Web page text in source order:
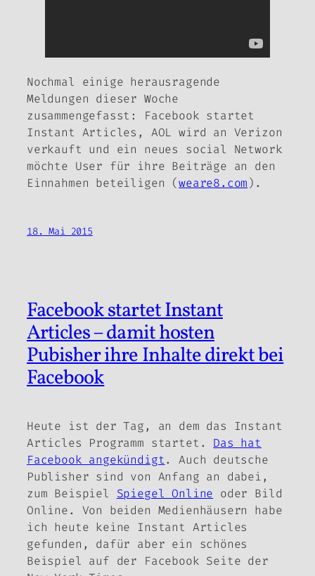
Nochmal einige herausragende
Meldungen dieser Woche
zusammengefasst: Facebook startet
Instant Articles, AOL wird an Verizon
verkauft und ein neues social Network
möchte User für ihre Beiträge an den
Einnahmen beteiligen (weare8.com).
18. Mai 2015
Facebook startet Instant
Articles – damit hosten
Pubisher ihre Inhalte direkt bei
Facebook
Heute ist der Tag, an dem das Instant
Articles Programm startet. Das hat
Facebook angekündigt. Auch deutsche
Publisher sind von Anfang an dabei,
zum Beispiel Spiegel Online oder Bild
Online. Von beiden Medienhäusern habe
ich heute keine Instant Articles
gefunden, dafür aber ein schönes
Beispiel auf der Facebook Seite der